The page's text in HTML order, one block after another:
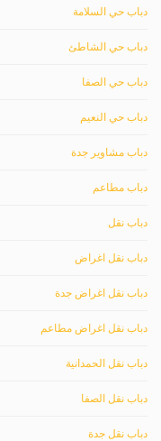
دباب حي السلامة
دباب حي الشاطئ
دباب حي الصفا
دباب حي النعيم
دباب مشاوير جدة
دباب مطاعم
دباب نقل
دباب نقل اغراض
دباب نقل اغراض جدة
دباب نقل اغراض مطاعم
دباب نقل الحمدانية
دباب نقل الصفا
دباب نقل جدة